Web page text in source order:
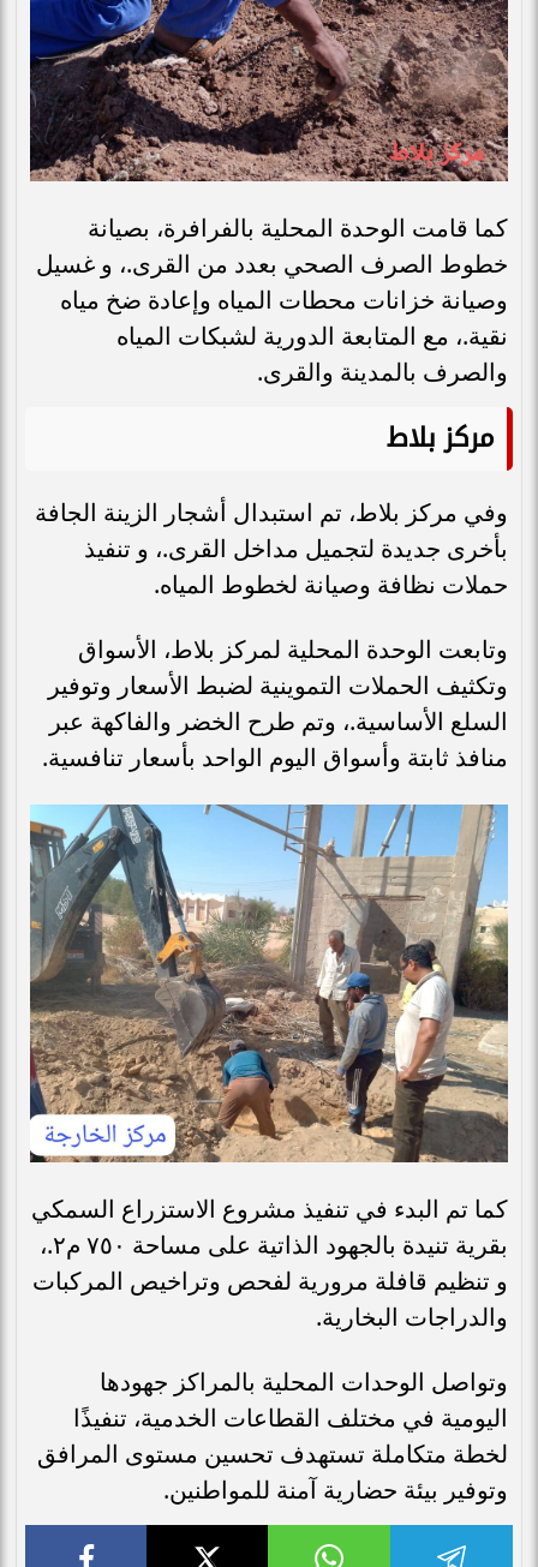
كما قامت الوحدة المحلية بالفرافرة، بصيانة
خطوط الصرف الصحي بعدد من القرى.، و غسيل
وصيانة خزانات محطات المياه وإعادة ضخ مياه
نقية.، مع المتابعة الدورية لشبكات المياه
والصرف بالمدينة والقرى.
مركز بلاط
وفي مركز بلاط، تم استبدال أشجار الزينة الجافة
بأخرى جديدة لتجميل مداخل القرى.، و تنفيذ
حملات نظافة وصيانة لخطوط المياه.
وتابعت الوحدة المحلية لمركز بلاط، الأسواق
وتكثيف الحملات التموينية لضبط الأسعار وتوفير
السلع الأساسية.، وتم طرح الخضر والفاكهة عبر
منافذ ثابتة وأسواق اليوم الواحد بأسعار تنافسية.
كما تم البدء في تنفيذ مشروع الاستزراع السمكي
بقرية تنيدة بالجهود الذاتية على مساحة ٧٥٠ م٢.،
و تنظيم قافلة مرورية لفحص وتراخيص المركبات
والدراجات البخارية.
وتواصل الوحدات المحلية بالمراكز جهودها
اليومية في مختلف القطاعات الخدمية، تنفيذًا
لخطة متكاملة تستهدف تحسين مستوى المرافق
وتوفير بيئة حضارية آمنة للمواطنين.